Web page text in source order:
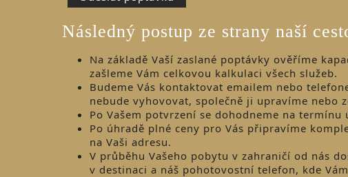
Následný postup ze strany naší
Na základě Vaší zaslané poptávky ověříme
zašleme Vám celkovou kalkulaci všech služeb.
Budeme Vás kontaktovat emailem nebo
nebude vyhovovat, společně ji upravíme nebo
Po Vašem potvrzení se dohodneme na termínu
Po úhradě plné ceny pro Vás připravíme
na Vaši adresu.
V průběhu Vašeho pobytu v zahraničí od nás
v destinaci a náš pohotovostní telefon, kde